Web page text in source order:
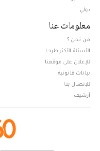
دولي
معلومات عنا
من نحن ؟
الأسئلة الأكثر طرحا
للإعلان على موقعنا
بيانات قانونية
للإتصال بنا
أرشيف